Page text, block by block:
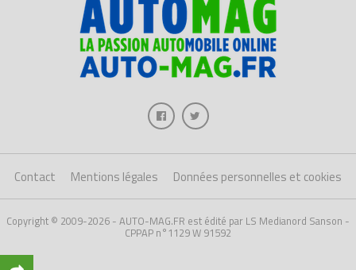
Contact Mentions légales Données personnelles et cookies
Copyright © 2009-2026 - AUTO-MAG.FR est édité par LS Medianord Sanson -
CPPAP n°1129 W 91592